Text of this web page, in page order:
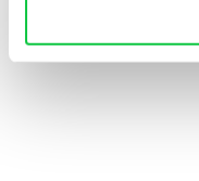
Tarieven
Over ons